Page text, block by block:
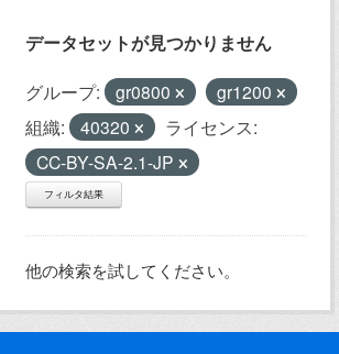
データセットが見つかりません
グループ: gr0800
gr1200
組織:
40320
ライセンス:
CC-BY-SA-2.1-JP
フィルタ結果
他の検索を試してください。